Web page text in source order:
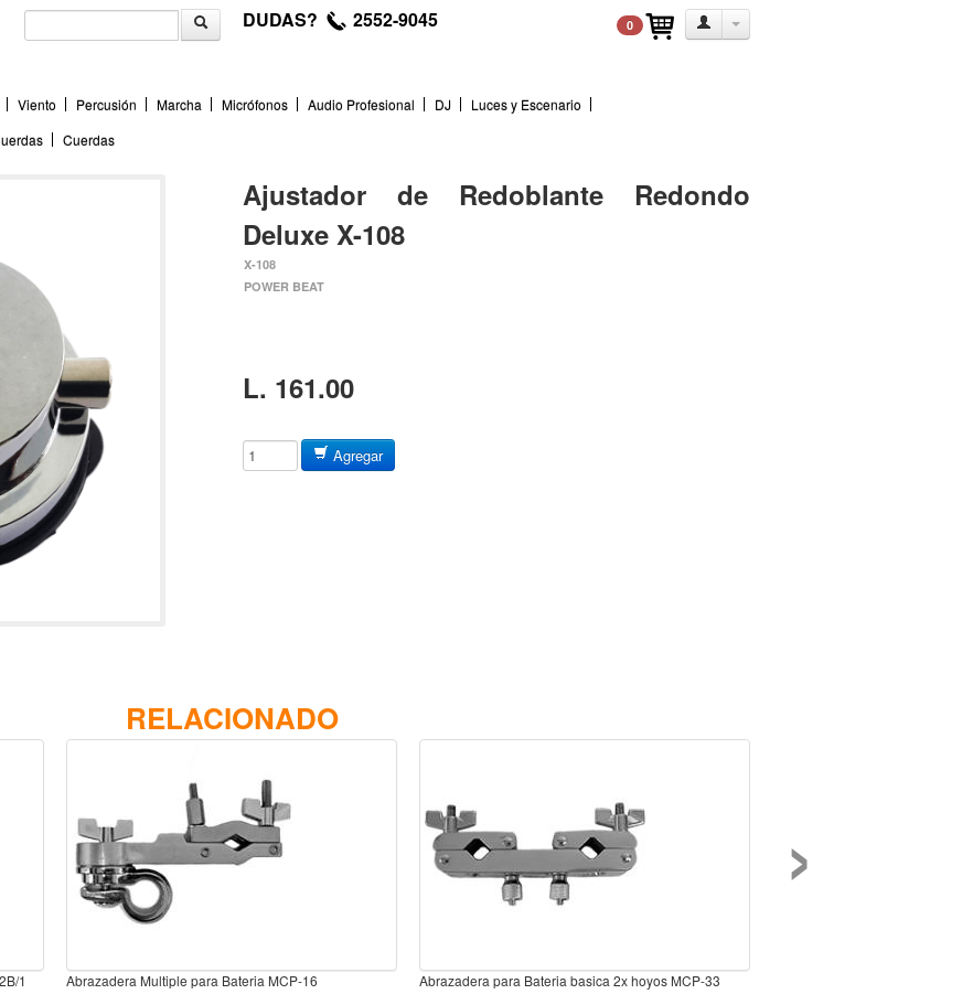
DUDAS? 2552-9045 0
Viento Percusión Marcha Micrófonos Audio Profesional DJ
Luces y Escenario
Cuerdas
Ajustador de Redoblante Redondo
Deluxe X-108
X-108
POWER BEAT
L. 161.00
Agregar
RELACIONADO
1 Abrazadera Multiple para Bateria MCP-16 Abrazadera para Bateria basica 2x hoyos MCP-33
›